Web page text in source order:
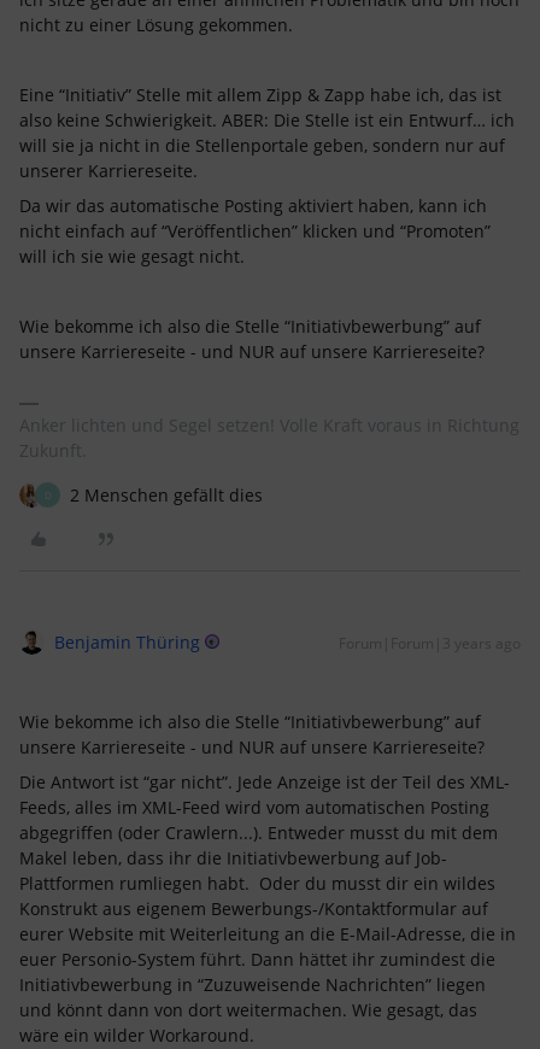
nicht zu einer Lösung gekommen.
Eine “Initiativ” Stelle mit allem Zipp & Zapp habe ich, das ist
also keine Schwierigkeit. ABER: Die Stelle ist ein Entwurf… ich
will sie ja nicht in die Stellenportale geben, sondern nur auf
unserer Karriereseite.
Da wir das automatische Posting aktiviert haben, kann ich
nicht einfach auf “Veröffentlichen” klicken und “Promoten”
will ich sie wie gesagt nicht.
Wie bekomme ich also die Stelle “Initiativbewerbung” auf
unsere Karriereseite - und NUR auf unsere Karriereseite?
Anker lichten und Segel setzen! Volle Kraft voraus in Richtung
Zukunft.
2 Menschen gefällt dies
Benjamin Thüring Forum|Forum|3 years ago
Wie bekomme ich also die Stelle “Initiativbewerbung” auf
unsere Karriereseite - und NUR auf unsere Karriereseite?
Die Antwort ist “gar nicht”. Jede Anzeige ist der Teil des XML-
Feeds, alles im XML-Feed wird vom automatischen Posting
abgegriffen (oder Crawlern...). Entweder musst du mit dem
Makel leben, dass ihr die Initiativbewerbung auf Job-
Plattformen rumliegen habt. Oder du musst dir ein wildes
Konstrukt aus eigenem Bewerbungs-/Kontaktformular auf
eurer Website mit Weiterleitung an die E-Mail-Adresse, die in
euer Personio-System führt. Dann hättet ihr zumindest die
Initiativbewerbung in “Zuzuweisende Nachrichten” liegen
und könnt dann von dort weitermachen. Wie gesagt, das
wäre ein wilder Workaround.